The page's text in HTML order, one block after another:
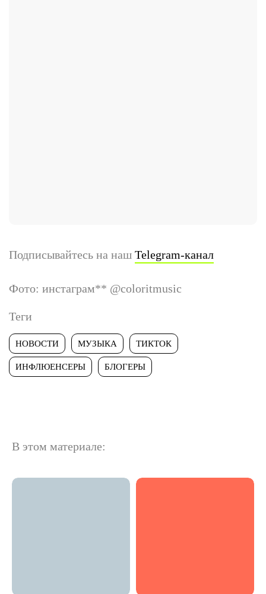
Подписывайтесь на наш Telegram-канал
Фото: инстаграм** @coloritmusic
Теги
НОВОСТИ МУЗЫКА ТИКТОК
ИНФЛЮЕНСЕРЫ БЛОГЕРЫ
В этом материале: